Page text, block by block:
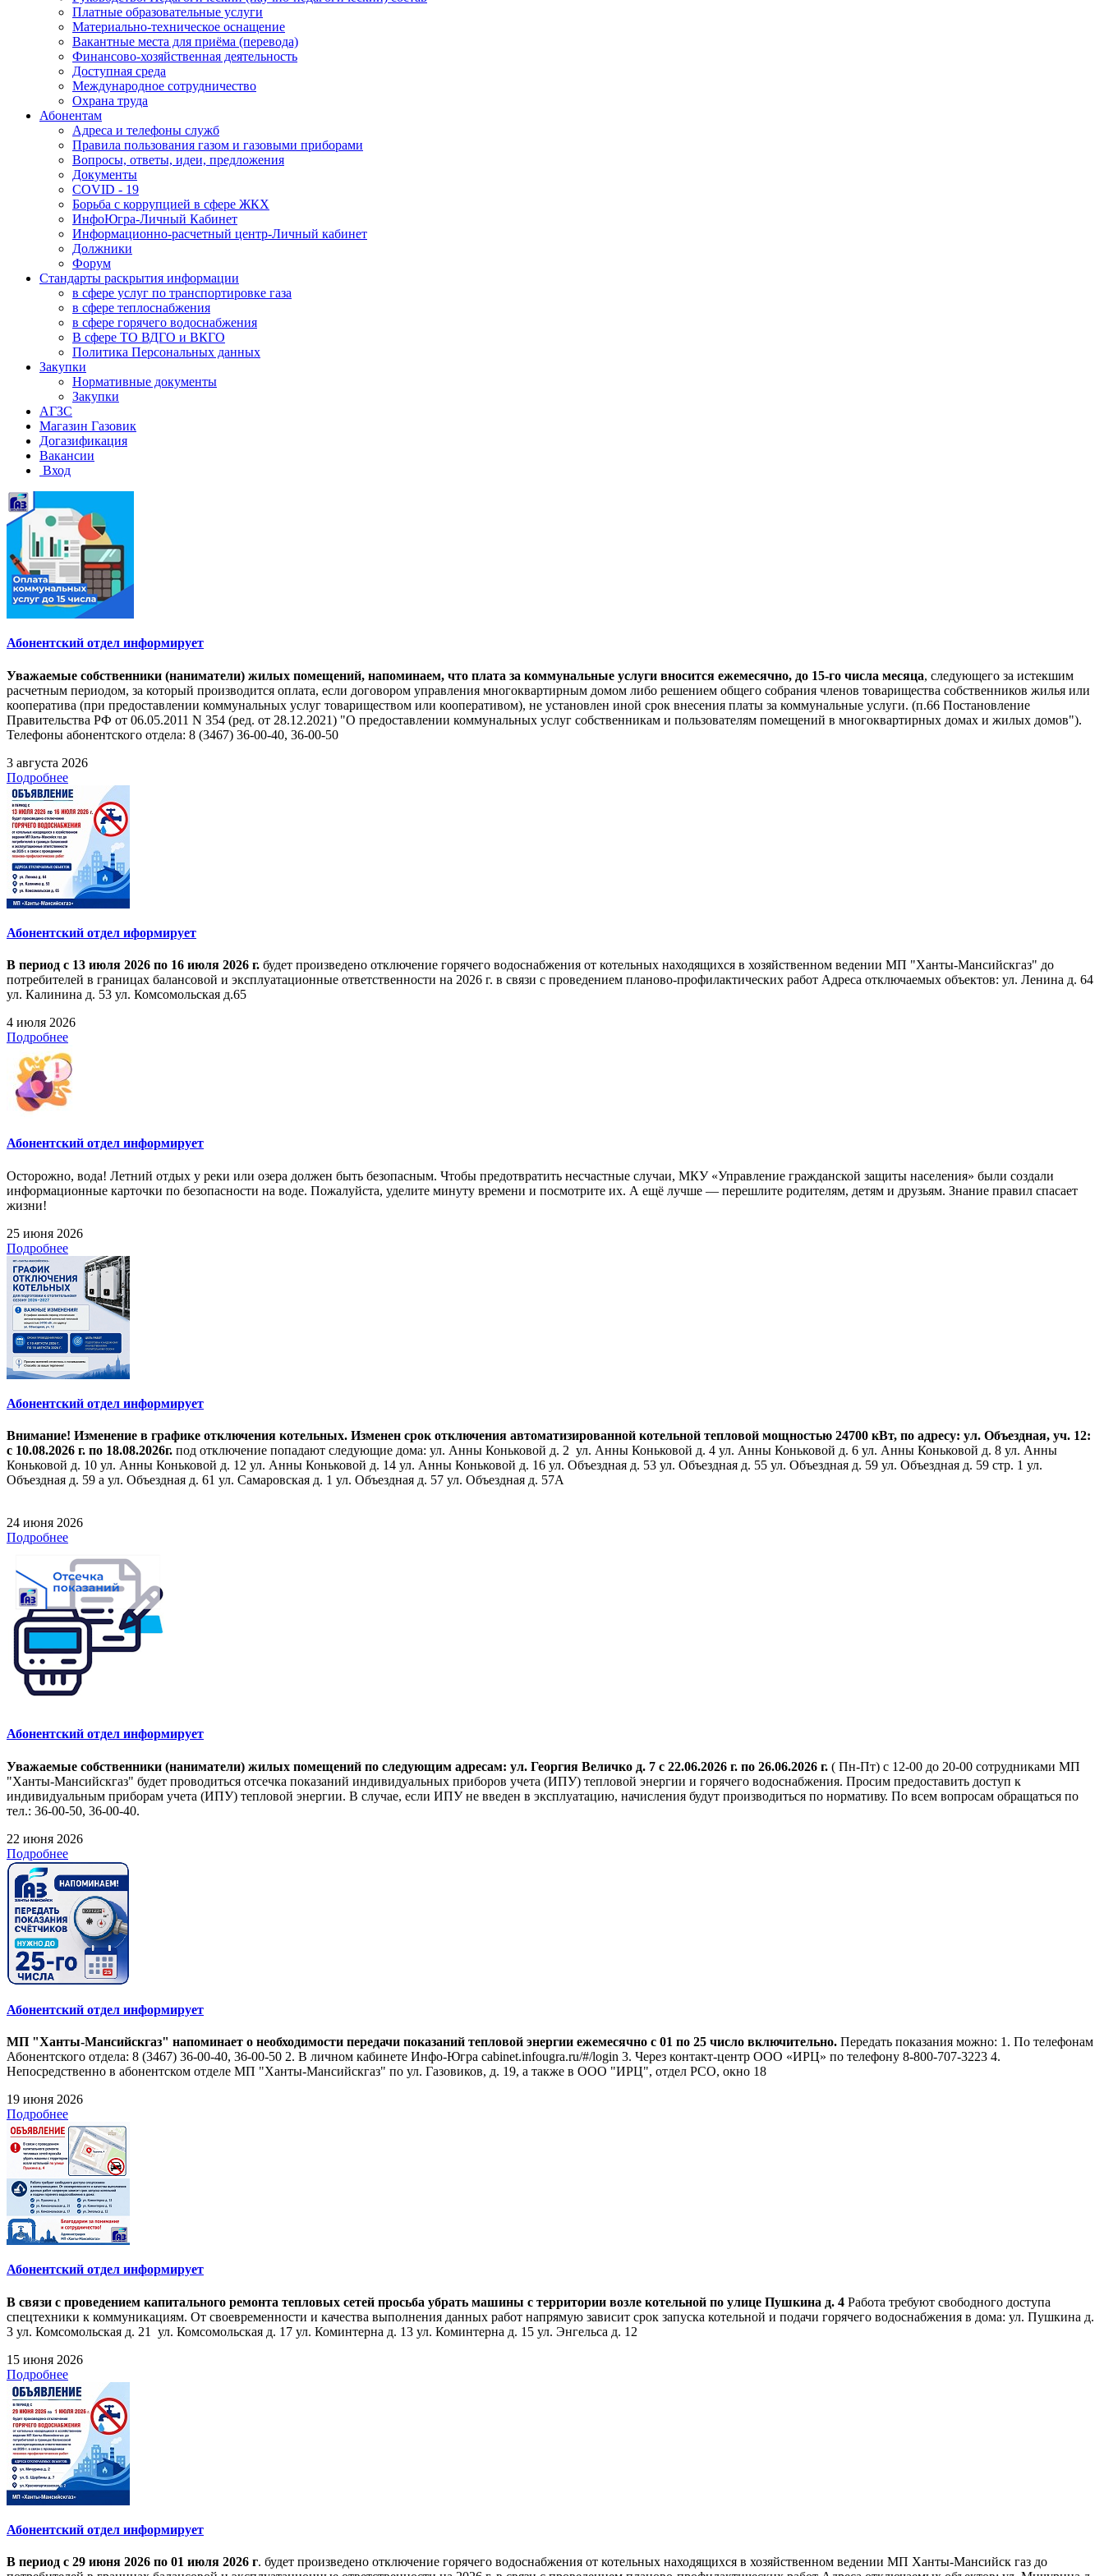
Платные образовательные услуги
Материально-техническое оснащение
Вакантные места для приёма (перевода)
Финансово-хозяйственная деятельность
Доступная среда
Международное сотрудничество
Охрана труда
Абонентам
Адреса и телефоны служб
Правила пользования газом и газовыми приборами
Вопросы, ответы, идеи, предложения
Документы
COVID - 19
Борьба с коррупцией в сфере ЖКХ
ИнфоЮгра-Личный Кабинет
Информационно-расчетный центр-Личный кабинет
Должники
Форум
Стандарты раскрытия информации
в сфере услуг по транспортировке газа
в сфере теплоснабжения
в сфере горячего водоснабжения
В сфере ТО ВДГО и ВКГО
Политика Персональных данных
Закупки
Нормативные документы
Закупки
АГЗС
Магазин Газовик
Догазификация
Вакансии
Вход
Абонентский отдел информирует
Уважаемые собственники (наниматели) жилых помещений, напоминаем, что плата за коммунальные услуги вносится ежемесячно, до 15-го числа месяца, следующего за истекшим
расчетным периодом, за который производится оплата, если договором управления многоквартирным домом либо решением общего собрания членов товарищества собственников жилья или
кооператива (при предоставлении коммунальных услуг товариществом или кооперативом), не установлен иной срок внесения платы за коммунальные услуги. (п.66 Постановление
Правительства РФ от 06.05.2011 N 354 (ред. от 28.12.2021) "О предоставлении коммунальных услуг собственникам и пользователям помещений в многоквартирных домах и жилых домов").
Телефоны абонентского отдела: 8 (3467) 36-00-40, 36-00-50
3 августа 2026
Подробнее
Абонентский отдел иформирует
В период с 13 июля 2026 по 16 июля 2026 г. будет произведено отключение горячего водоснабжения от котельных находящихся в хозяйственном ведении МП "Ханты-Мансийскгаз" до
потребителей в границах балансовой и эксплуатационные ответственности на 2026 г. в связи с проведением планово-профилактических работ Адреса отключаемых объектов: ул. Ленина д. 64
ул. Калинина д. 53 ул. Комсомольская д.65
4 июля 2026
Подробнее
Абонентский отдел информирует
Осторожно, вода! Летний отдых у реки или озера должен быть безопасным. Чтобы предотвратить несчастные случаи, МКУ «Управление гражданской защиты населения» были создали
информационные карточки по безопасности на воде. Пожалуйста, уделите минуту времени и посмотрите их. А ещё лучше — перешлите родителям, детям и друзьям. Знание правил спасает
жизни!
25 июня 2026
Подробнее
Абонентский отдел информирует
Внимание! Изменение в графике отключения котельных. Изменен срок отключения автоматизированной котельной тепловой мощностью 24700 кВт, по адресу: ул. Объездная, уч. 12:
с 10.08.2026 г. по 18.08.2026г. под отключение попадают следующие дома: ул. Анны Коньковой д. 2 ул. Анны Коньковой д. 4 ул. Анны Коньковой д. 6 ул. Анны Коньковой д. 8 ул. Анны
Коньковой д. 10 ул. Анны Коньковой д. 12 ул. Анны Коньковой д. 14 ул. Анны Коньковой д. 16 ул. Объездная д. 53 ул. Объездная д. 55 ул. Объездная д. 59 ул. Объездная д. 59 стр. 1 ул.
Объездная д. 59 а ул. Объездная д. 61 ул. Самаровская д. 1 ул. Объездная д. 57 ул. Объездная д. 57А
24 июня 2026
Подробнее
Абонентский отдел информирует
Уважаемые собственники (наниматели) жилых помещений по следующим адресам: ул. Георгия Величко д. 7 с 22.06.2026 г. по 26.06.2026 г. ( Пн-Пт) с 12-00 до 20-00 сотрудниками МП
"Ханты-Мансийскгаз" будет проводиться отсечка показаний индивидуальных приборов учета (ИПУ) тепловой энергии и горячего водоснабжения. Просим предоставить доступ к
индивидуальным приборам учета (ИПУ) тепловой энергии. В случае, если ИПУ не введен в эксплуатацию, начисления будут производиться по нормативу. По всем вопросам обращаться по
тел.: 36-00-50, 36-00-40.
22 июня 2026
Подробнее
Абонентский отдел информирует
МП "Ханты-Мансийскгаз" напоминает о необходимости передачи показаний тепловой энергии ежемесячно с 01 по 25 число включительно. Передать показания можно: 1. По телефонам
Абонентского отдела: 8 (3467) 36-00-40, 36-00-50 2. В личном кабинете Инфо-Югра cabinet.infougra.ru/#/login 3. Через контакт-центр ООО «ИРЦ» по телефону 8-800-707-3223 4.
Непосредственно в абонентском отделе МП "Ханты-Мансийскгаз" по ул. Газовиков, д. 19, а также в ООО "ИРЦ", отдел РСО, окно 18
19 июня 2026
Подробнее
Абонентский отдел информирует
В связи с проведением капитального ремонта тепловых сетей просьба убрать машины с территории возле котельной по улице Пушкина д. 4 Работа требуют свободного доступа
спецтехники к коммуникациям. От своевременности и качества выполнения данных работ напрямую зависит срок запуска котельной и подачи горячего водоснабжения в дома: ул. Пушкина д.
3 ул. Комсомольская д. 21 ул. Комсомольская д. 17 ул. Коминтерна д. 13 ул. Коминтерна д. 15 ул. Энгельса д. 12
15 июня 2026
Подробнее
Абонентский отдел информирует
В период с 29 июня 2026 по 01 июля 2026 г. будет произведено отключение горячего водоснабжения от котельных находящихся в хозяйственном ведении МП Ханты-Мансийск газ до